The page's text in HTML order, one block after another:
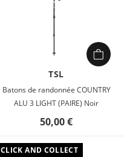
TSL
Batons de randonnée COUNTRY
ALU 3 LIGHT (PAIRE) Noir
50,00 €
CLICK AND COLLECT